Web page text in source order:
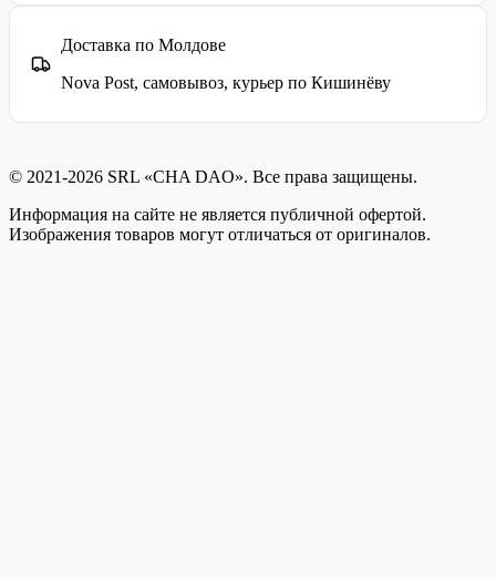
Доставка по Молдове
Nova Post, самовывоз, курьер по Кишинёву
© 2021-2026 SRL «CHA DAO». Все права защищены.
Информация на сайте не является публичной офертой.
Изображения товаров могут отличаться от оригиналов.